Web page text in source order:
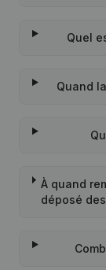
Quel
Quand
À quand
déposé